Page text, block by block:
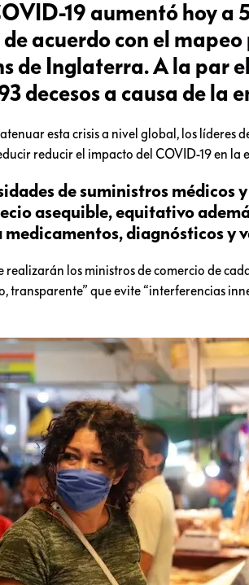
19 aumentó hoy a
acuerdo con el
de Inglaterra. A la par
decesos a causa de la
esta crisis a nivel global, los líderes
reducir el impacto del COVID-19 en la
de suministros médicos
asequible, equitativo
diagnósticos y
los ministros de comercio de
transparente” que evite “interferencias